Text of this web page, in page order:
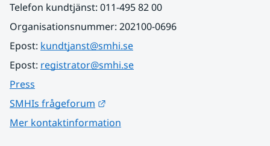
Telefon kundtjänst: 011-495 82 00
Organisationsnummer: 202100-0696
Epost: kundtjanst@smhi.se
Epost: registrator@smhi.se
Press
SMHIs frågeforum
Mer kontaktinformation